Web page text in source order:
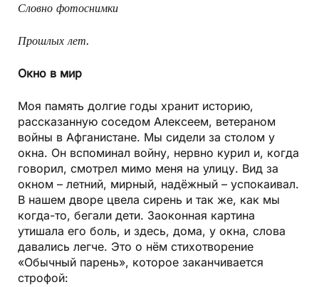
Словно фотоснимки
Прошлых лет.
Окно в мир
Моя память долгие годы хранит историю,
рассказанную соседом Алексеем, ветераном
войны в Афганистане. Мы сидели за столом у
окна. Он вспоминал войну, нервно курил и, когда
говорил, смотрел мимо меня на улицу. Вид за
окном – летний, мирный, надёжный – успокаивал.
В нашем дворе цвела сирень и так же, как мы
когда-то, бегали дети. Заоконная картина
утишала его боль, и здесь, дома, у окна, слова
давались легче. Это о нём стихотворение
«Обычный парень», которое заканчивается
строфой: